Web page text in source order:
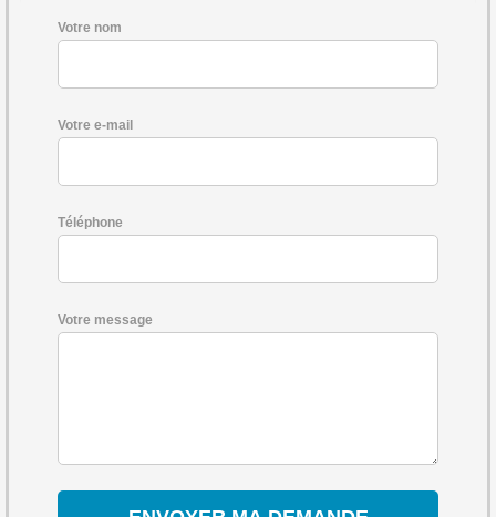
Votre nom
Votre e-mail
Téléphone
Votre message